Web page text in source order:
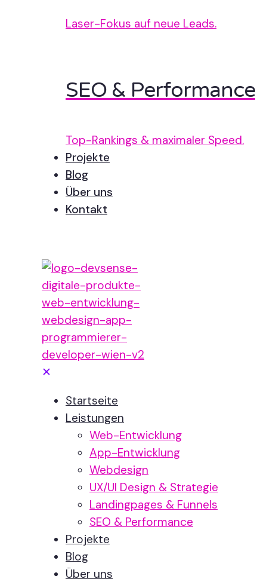
Laser-Fokus auf neue Leads.
SEO & Performance
Top-Rankings & maximaler Speed.
Projekte
Blog
Über uns
Kontakt
✕
Startseite
Leistungen
Web-Entwicklung
App-Entwicklung
Webdesign
UX/UI Design & Strategie
Landingpages & Funnels
SEO & Performance
Projekte
Blog
Über uns